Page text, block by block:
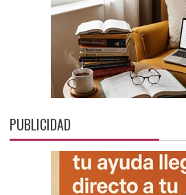
PUBLICIDAD